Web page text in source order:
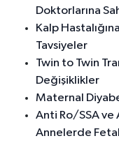
Doktorlarına
Kalp
Tavsiyeler
Twin to Twin
Değişiklikler
Maternal
Anti Ro/SSA ve
Annelerde Fetal